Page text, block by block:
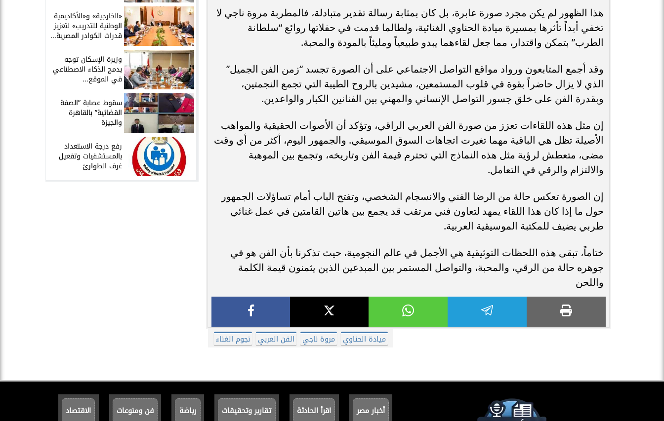
هذا الظهور لم يكن مجرد صورة عابرة، بل كان بمثابة رسالة تقدير متبادلة، فالمطربة مروة ناجي لا
تخفي أبداً تأثرها بمسيرة ميادة الحناوي الغنائية، ولطالما قدمت في حفلاتها روائع “سلطانة
الطرب” بتمكن واقتدار، مما جعل لقاءهما يبدو طبيعياً ومليئاً بالمودة والمحبة.
وقد أجمع المتابعون ورواد مواقع التواصل الاجتماعي على أن الصورة تجسد “زمن الفن الجميل”
الذي لا يزال حاضراً بقوة في قلوب المستمعين، مشيدين بالروح الطيبة التي تجمع النجمتين،
وبقدرة الفن على خلق جسور التواصل الإنساني والمهني بين الفنانين الكبار والواعدين.
إن مثل هذه اللقاءات تعزز من صورة الفن العربي الراقي، وتؤكد أن الأصوات الحقيقية والمواهب
الأصيلة تظل هي الباقية مهما تغيرت اتجاهات السوق الموسيقي. والجمهور اليوم، أكثر من أي وقت
مضى، متعطش لرؤية مثل هذه النماذج التي تحترم قيمة الفن وتاريخه، وتجمع بين الموهبة
والالتزام والرقي في التعامل.
إن الصورة تعكس حالة من الرضا الفني والانسجام الشخصي، وتفتح الباب أمام تساؤلات الجمهور
حول ما إذا كان هذا اللقاء يمهد لتعاون فني مرتقب قد يجمع بين هاتين القامتين في عمل غنائي
طربي يضيف للمكتبة الموسيقية العربية.
ختاماً، تبقى هذه اللحظات التوثيقية هي الأجمل في عالم النجومية، حيث تذكرنا بأن الفن هو في
جوهره حالة من الرقي، والمحبة، والتواصل المستمر بين المبدعين الذين يثمنون قيمة الكلمة
واللحن
ميادة الحناوي مروة ناجي الفن العربي نجوم الغناء
​«الخارجية» و«الأكاديمية
الوطنية للتدريب» لتعزيز
قدرات الكوادر المصرية...
​وزيرة الإسكان توجه
بدمج الذكاء الاصطناعي
في الموقع...
سقوط عصابة ”الصفة
القضائية” بالقاهرة
والجيزة
​رفع درجة الاستعداد
بالمستشفيات وتفعيل
غرف الطوارئ
أخبار مصر اقرأ الحادثة تقارير وتحقيقات رياضة فن ومنوعات الاقتصاد